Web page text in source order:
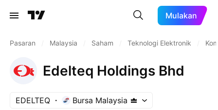
Mulakan
Pasaran Malaysia Saham Teknologi Elektronik
Edelteq Holdings Bhd
EDELTEQ Bursa Malaysia